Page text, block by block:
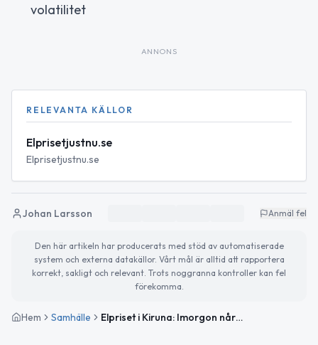
volatilitet
ANNONS
RELEVANTA KÄLLOR
Elprisetjustnu.se
Elprisetjustnu.se
Johan Larsson Anmäl fel
Den här artikeln har producerats med stöd av automatiserade
system och externa datakällor. Vårt mål är alltid att rapportera
korrekt, sakligt och relevant. Trots noggranna kontroller kan fel
förekomma.
Hem Samhälle Elpriset i Kiruna: Imorgon når vi periodens högsta pris